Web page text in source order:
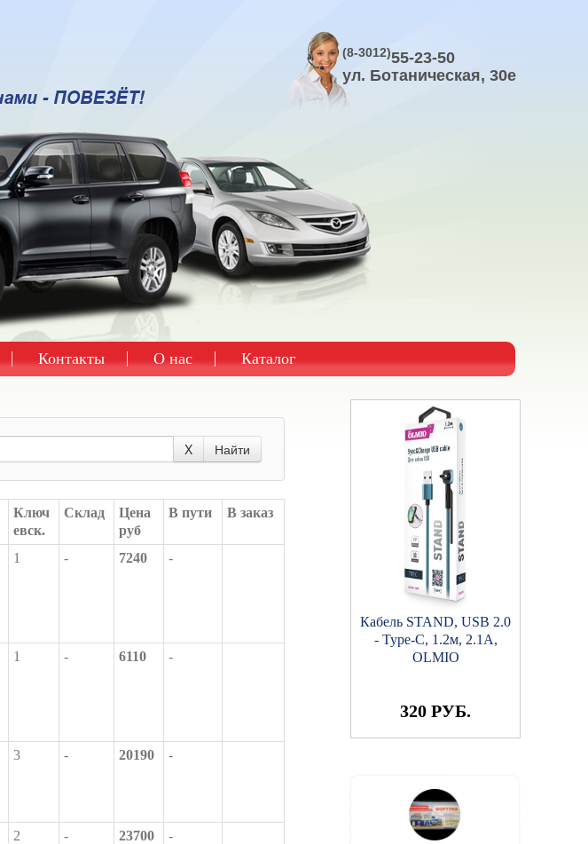
(8-3012)55-23-50
ул. Ботаническая, 30е
Контакты О нас Каталог
X Найти
Ключ
евск.
Склад
Цена
руб
В пути В заказ
1 - 7240 -
1 - 6110 -
3 - 20190 -
2 - 23700 -
Кабель STAND, USB 2.0
- Type-C, 1.2м, 2.1A,
OLMIO
320 РУБ.